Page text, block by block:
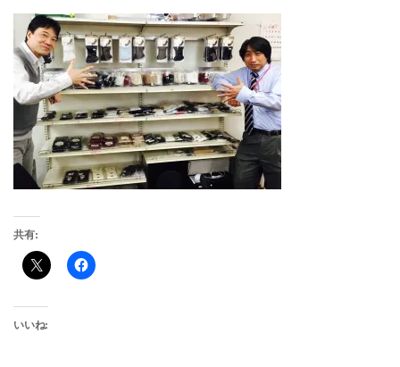
共有:
いいね: